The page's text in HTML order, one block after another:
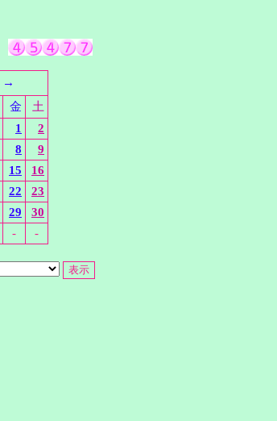
→
金
土
1
2
8
9
15
16
22
23
29
30
- -